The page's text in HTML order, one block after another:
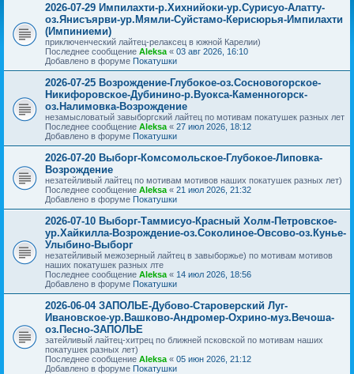
2026-07-29 Импилахти-р.Хихнийоки-ур.Сурисуо-Алатту-
оз.Янисъярви-ур.Мямли-Суйстамо-Керисюрья-Импилахти
(Импиниеми)
приключенческий лайтец-релаксец в южной Карелии)
Последнее сообщение Aleksa « 03 авг 2026, 16:10
Добавлено в форуме Покатушки
2026-07-25 Возрождение-Глубокое-оз.Сосновогорское-
Никифоровское-Дубинино-р.Вуокса-Каменногорск-
оз.Налимовка-Возрождение
незамысловатый завыборгский лайтец по мотивам покатушек разных лет
Последнее сообщение Aleksa « 27 июл 2026, 18:12
Добавлено в форуме Покатушки
2026-07-20 Выборг-Комсомольское-Глубокое-Липовка-
Возрождение
незатейливый лайтец по мотивам мотивов наших покатушек разных лет)
Последнее сообщение Aleksa « 21 июл 2026, 21:32
Добавлено в форуме Покатушки
2026-07-10 Выборг-Таммисуо-Красный Холм-Петровское-
ур.Хайкилла-Возрождение-оз.Соколиное-Овсово-оз.Кунье-
Улыбино-Выборг
незатейливый межозерный лайтец в завыборжье) по мотивам мотивов
наших покатушек разных лте
Последнее сообщение Aleksa « 14 июл 2026, 18:56
Добавлено в форуме Покатушки
2026-06-04 ЗАПОЛЬЕ-Дубово-Староверский Луг-
Ивановское-ур.Вашково-Андромер-Охрино-муз.Вечоша-
оз.Песно-ЗАПОЛЬЕ
затейливый лайтец-хитрец по ближней псковской по мотивам наших
покатушек разных лет)
Последнее сообщение Aleksa « 05 июн 2026, 21:12
Добавлено в форуме Покатушки